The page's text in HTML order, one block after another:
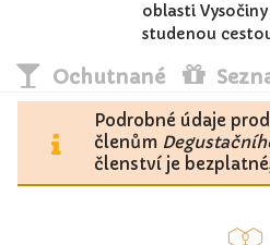
oblasti
studenou
Ochutnané
Podrobné údaje
členům
členství je